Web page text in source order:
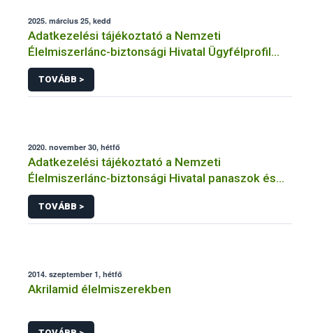
2025. március 25, kedd
Adatkezelési tájékoztató a Nemzeti
Élelmiszerlánc-biztonsági Hivatal Ügyfélprofil
Rendszerben kistermelői tevékenység
témakörben intézhető közhatalmi eljárásaihoz
kapcsolódó adatkezeléséhez
TOVÁBB >
2020. november 30, hétfő
Adatkezelési tájékoztató a Nemzeti
Élelmiszerlánc-biztonsági Hivatal panaszok és
közérdekű bejelentések kezeléséhez
kapcsolódó adatkezeléséhez
TOVÁBB >
2014. szeptember 1, hétfő
Akrilamid élelmiszerekben